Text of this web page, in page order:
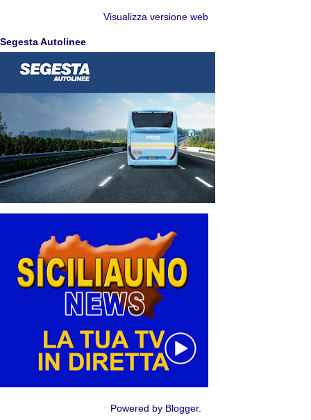
Visualizza versione web
Segesta Autolinee
Powered by Blogger.